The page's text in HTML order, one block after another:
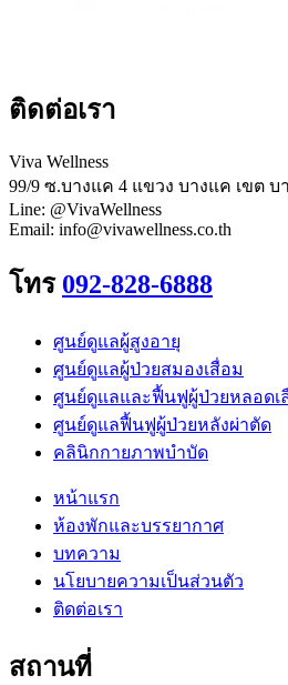
ติดต่อเรา
Viva Wellness
99/9 ซ.บางแค 4 แขวง บางแค เขต บ
Line: @VivaWellness
Email: info@vivawellness.co.th
โทร 092-828-6888
ศูนย์ดูแลผู้สูงอายุ
ศูนย์ดูแลผู้ป่วยสมองเสื่อม
ศูนย์ดูแลและฟื้นฟูผู้ป่วยหลอดเ
ศูนย์ดูแลฟื้นฟูผู้ป่วยหลังผ่าตัด
คลินิกกายภาพบำบัด
หน้าแรก
ห้องพักและบรรยากาศ
บทความ
นโยบายความเป็นส่วนตัว
ติดต่อเรา
สถานที่